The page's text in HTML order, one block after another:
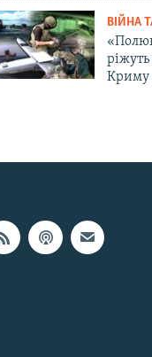
ВІЙНА
ріжуть
Криму